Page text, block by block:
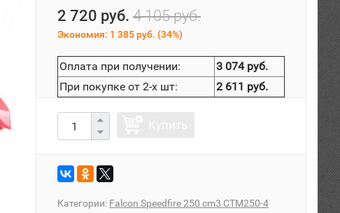
2 720 руб. 4 105 руб.
Экономия: 1 385 руб. (34%)
Оплата при получении:
3 074 руб.
При покупке от 2-х шт:
2 611 руб.
Категории: Falcon Speedfire 250 cm3 CTM250-4